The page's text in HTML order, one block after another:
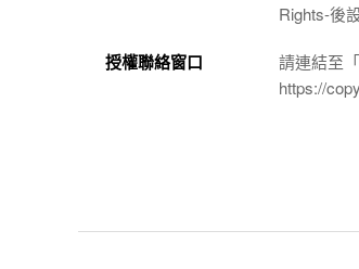
Rights-後
授權聯絡窗口
請連結至
https://